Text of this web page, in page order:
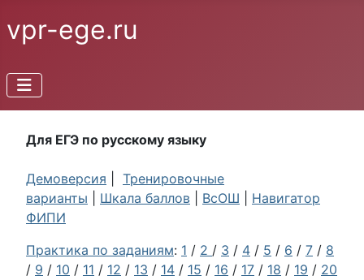
vpr-ege.ru
Для ЕГЭ по русскому языку
Демоверсия
Тренировочные
варианты
Шкала баллов ВсОШ
Навигатор
ФИПИ
Практика по заданиям: 1 / 2 / 3 / 4 / 5 / 6 / 7 / 8
/ 9 / 10 / 11 / 12 / 13 / 14 / 15 / 16 / 17 / 18 / 19 / 20